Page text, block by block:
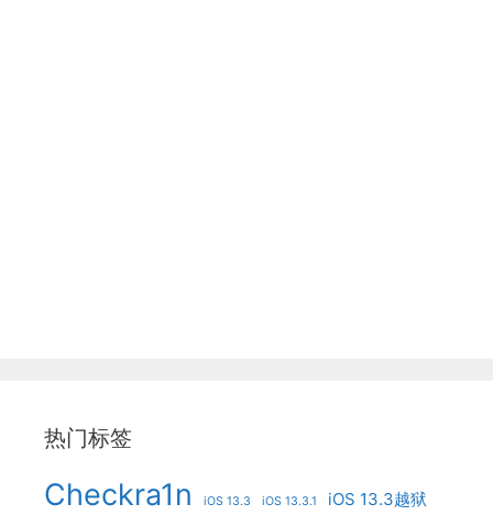
热门标签
Checkra1n iOS 13.3 iOS 13.3.1 iOS 13.3越狱